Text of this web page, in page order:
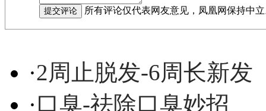
所有评论仅代表网友意见，凤凰网保持中
·2周止脱发-6周长新发
·口臭-祛除口臭妙招